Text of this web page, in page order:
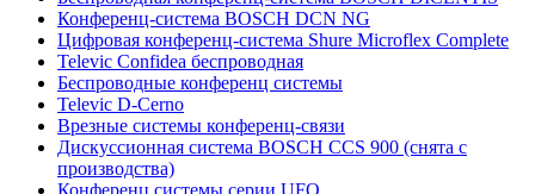
Конференц-система BOSCH DCN NG
Цифровая конференц-система Shure Microflex Complete
Televic Confidea беспроводная
Беспроводные конференц системы
Televic D-Cerno
Врезные системы конференц-связи
Дискуссионная система BOSCH CCS 900 (снята с
производства)
Конференц системы серии UFO